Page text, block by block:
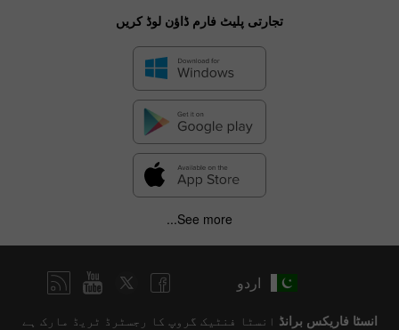
تجارتی پلیٹ فارم ڈاؤن لوڈ کریں
See more...
اردو
انسٹا فاریکس برانڈ انسٹا فنٹیک گروپ کا رجسٹرڈ ٹریڈ مارک ہے